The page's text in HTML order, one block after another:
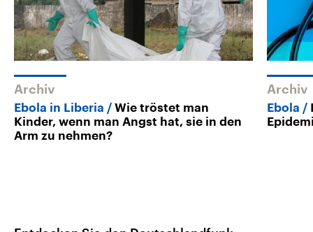
Archiv
Ebola in Liberia
Wie tröstet man
Kinder, wenn man Angst hat, sie in den
Arm zu nehmen?
Archiv
Ebola